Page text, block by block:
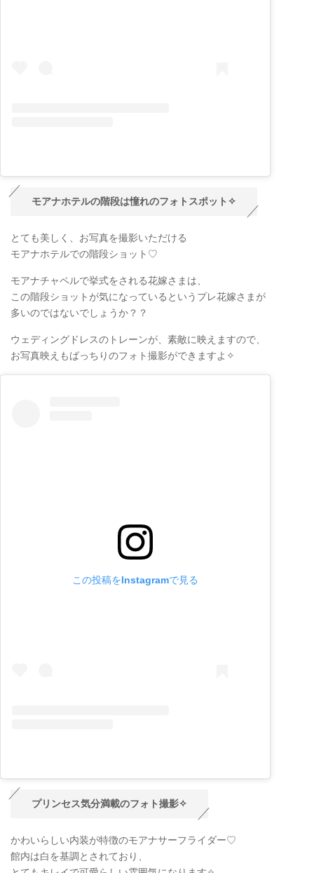
モアナホテルの階段は憧れのフォトスポット✧
とても美しく、お写真を撮影いただける
モアナホテルでの階段ショット♡
モアナチャペルで挙式をされる花嫁さまは、
この階段ショットが気になっているというプレ花嫁さまが
多いのではないでしょうか？？
ウェディングドレスのトレーンが、素敵に映えますので、
お写真映えもばっちりのフォト撮影ができますよ✧
この投稿をInstagramで見る
プリンセス気分満載のフォト撮影✧
かわいらしい内装が特徴のモアナサーフライダー♡
館内は白を基調とされており、